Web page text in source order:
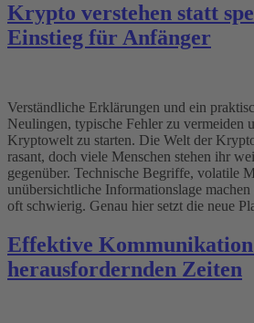
Krypto verstehen statt
Einstieg für Anfänger
Verständliche Erklärungen und ein
Neulingen, typische Fehler zu vermeiden
Kryptowelt zu starten. Die Welt der
rasant, doch viele Menschen stehen ihr
gegenüber. Technische Begriffe, volatile
unübersichtliche Informationslage
oft schwierig. Genau hier setzt die neue
Effektive
herausfordernden Zeiten